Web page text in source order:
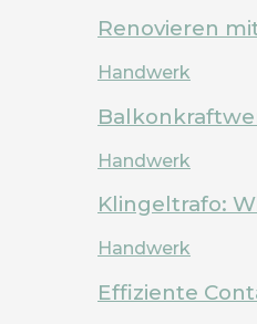
Renovieren
Handwerk
Handwerk
Klingeltrafo:
Handwerk
Effiziente